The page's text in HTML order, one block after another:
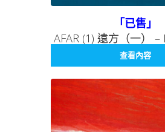
「已售」
AFAR (1) 遠方（一） –
SERIES 007 無處
查看內容